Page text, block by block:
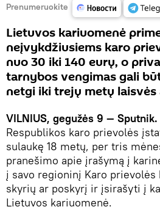
Prenumeruokite
Lietuvos kariuomenė
neįvykdžiusiems karo
nuo 30 iki 140 eurų, o
tarnybos vengimas gali
netgi iki trejų metų laisvės
VILNIUS, gegužės 9 — Sputnik.
Respublikos karo prievolės
sulaukę 18 metų, per tris
pranešimo apie įrašymą į
į savo regioninį Karo
skyrių ar poskyrį ir įsirašyti į
Lietuvos kariuomenė.